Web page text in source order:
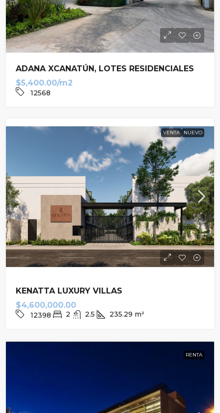
ADANA XCANATÚN, LOTES RESIDENCIALES
$5,400.00/m2
12568
VENTA NUEVO
KENATTA LUXURY VILLAS
$4,600,000.00
12398 2 2.5 235.29 m²
RENTA